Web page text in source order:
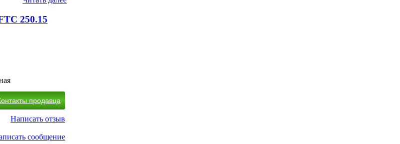
250.15
продавца
Написать отзыв
сообщение